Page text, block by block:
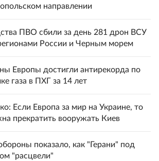
направлении
ПВО сбили за день 281 дрон ВСУ
России и Черным морем
Европы достигли антирекорда по
газа в ПХГ за 14 лет
Если Европа за мир на Украине, то
прекратить вооружать Киев
показало, как "Герани" под
"расцвели"